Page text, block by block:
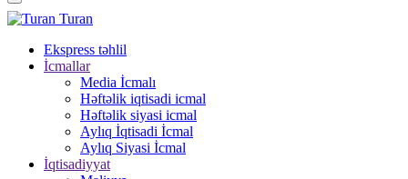
Turan
Ekspress təhlil
İcmallar
Media İcmalı
Həftəlik iqtisadi icmal
Həftəlik siyasi icmal
Aylıq İqtisadi İcmal
Aylıq Siyasi İcmal
İqtisadiyyat